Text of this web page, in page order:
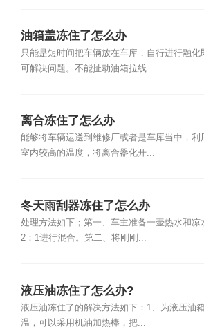
油箱盖冻住了怎么办
只能是短时间把车辆放在车库，自行进行融化
可解决问题。不能扯动油箱拉线...
离合冻住了怎么办
能够将车辆运送到维修厂或者是车库当中，利
室内较高的温度，将离合器化开...
冬天雨刮器冻住了怎么办
处理方法如下；第一、车主准备一壶热水和凉
2：1进行混合。第二、将刚刚...
液压油冻住了怎么办?
液压油冻住了的解决方法如下：1、为液压油
温，可以采用机油加热棒，把...